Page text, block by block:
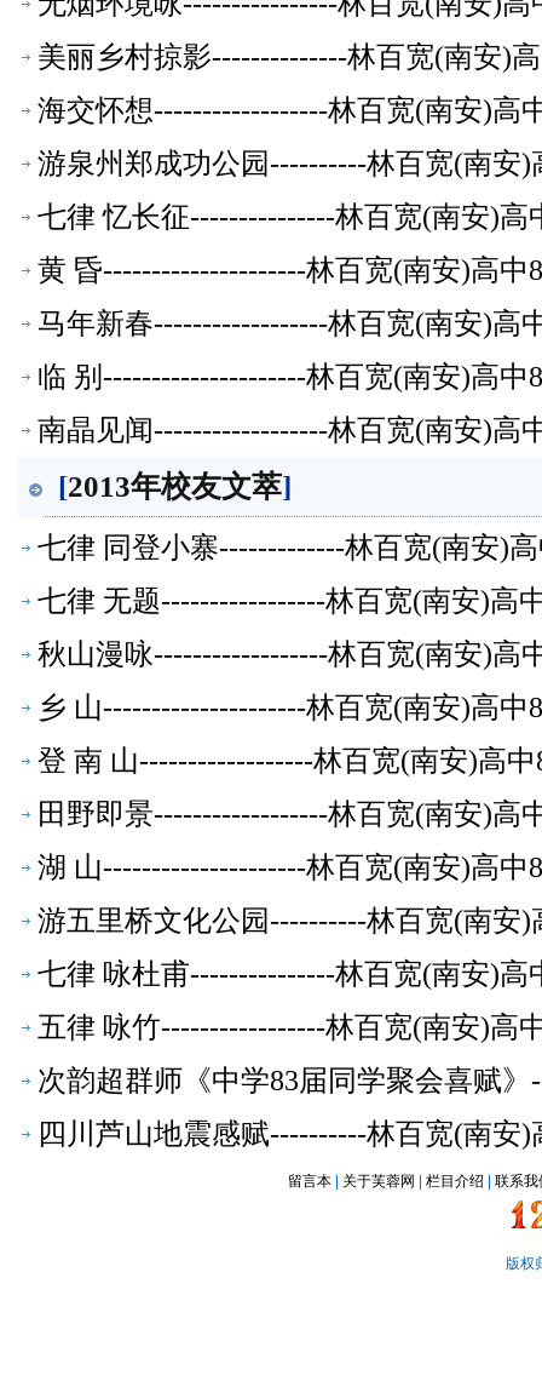
美丽乡村掠影--------------林百宽(南安)
海交怀想------------------林百宽(南安)高
游泉州郑成功公园----------林百宽(南安)
七律 忆长征---------------林百宽(南安)高
黄 昏---------------------林百宽(南安)高中
马年新春------------------林百宽(南安)高
临 别---------------------林百宽(南安)高中
南晶见闻------------------林百宽(南安)高
[2013年校友文萃]
七律 同登小寨-------------林百宽(南安)
七律 无题-----------------林百宽(南安)高
秋山漫咏------------------林百宽(南安)高
乡 山---------------------林百宽(南安)高中
登 南 山------------------林百宽(南安)高
田野即景------------------林百宽(南安)高
湖 山---------------------林百宽(南安)高中
游五里桥文化公园----------林百宽(南安)
七律 咏杜甫---------------林百宽(南安)高
五律 咏竹-----------------林百宽(南安)高
次韵超群师《中学83届同学聚会喜赋
四川芦山地震感赋----------林百宽(南安
留言本| 关于芙蓉网 栏目介绍 联系我
版权